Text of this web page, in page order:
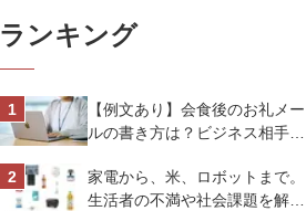
ランキング
【例文あり】会食後のお礼メー
ルの書き方は？ビジネス相手に
トを解説
家電から、米、ロボットまで。
生活者の不満や社会課題を解決